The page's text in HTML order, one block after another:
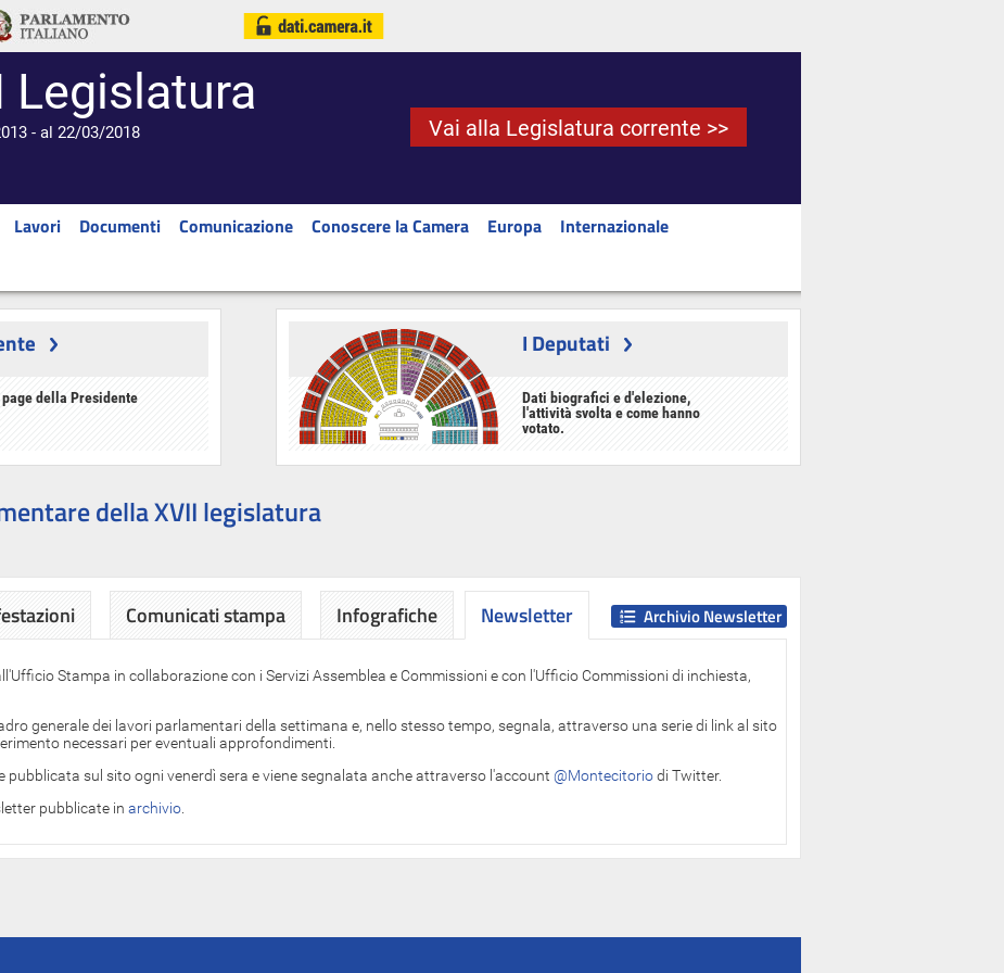
Legislatura
- al 22/03/2018 Vai alla Legislatura corrente >>
Lavori Documenti Comunicazione Conoscere la Camera Europa
Internazionale
della Presidente
I Deputati
Dati biografici e d'elezione,
l'attività svolta e come hanno
votato.
della XVII legislatura
Comunicati stampa Infografiche Newsletter
Newsletter
Stampa in collaborazione con i Servizi Assemblea e Commissioni e con l'Ufficio Commissioni di inchiesta,
generale dei lavori parlamentari della settimana e, nello stesso tempo, segnala, attraverso una serie di link al sito
necessari per eventuali approfondimenti.
pubblicata sul sito ogni venerdì sera e viene segnalata anche attraverso l'account @Montecitoriodi Twitter.
pubblicate in archivio
Archivio Newsletter